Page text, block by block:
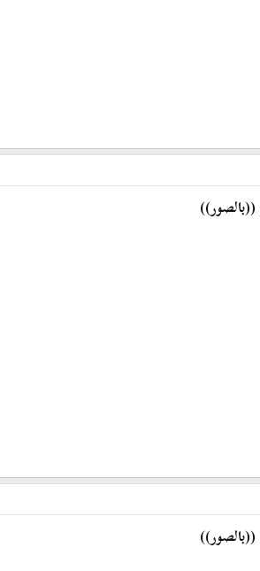
((بالصور))
((بالصور))